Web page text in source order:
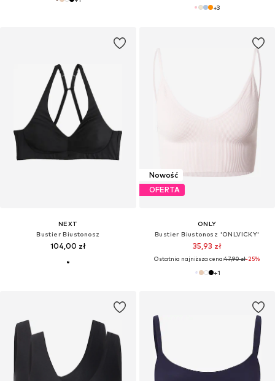
+3
NEXT
Bustier Biustonosz
104,00 zł
Nowość
OFERTA
ONLY
Bustier Biustonosz 'ONLVICKY'
35,93 zł
Ostatnia najniższa cena:47,90 zł-25%
+1